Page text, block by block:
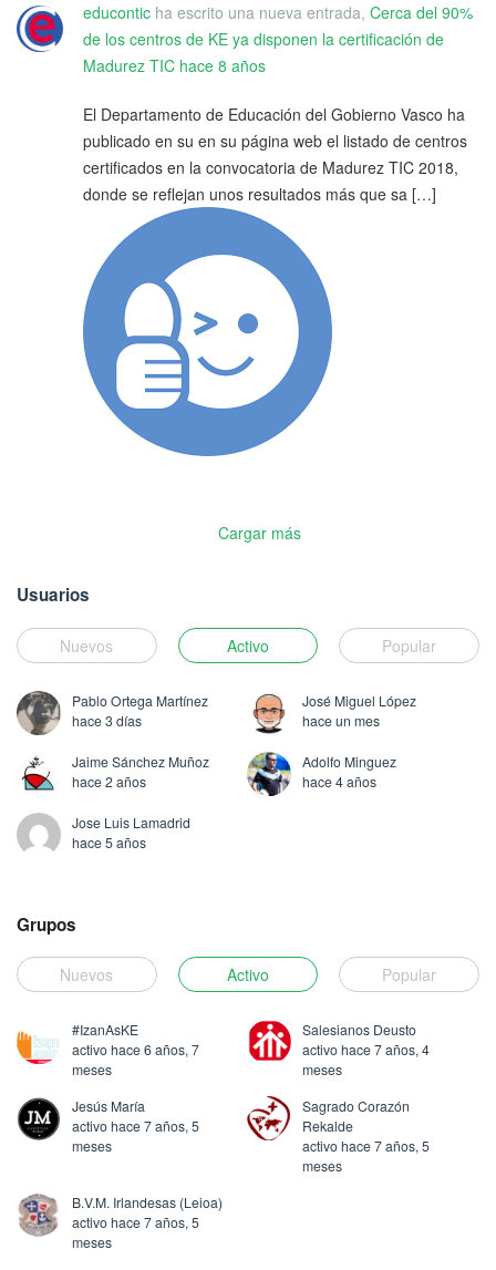
educontic ha escrito una nueva entrada, Cerca del 90%
de los centros de KE ya disponen la certificación de
Madurez TIC hace 8 años
El Departamento de Educación del Gobierno Vasco ha
publicado en su en su página web el listado de centros
certificados en la convocatoria de Madurez TIC 2018,
donde se reflejan unos resultados más que sa […]
Cargar más
Usuarios
Nuevos Activo Popular
Pablo Ortega Martínez
hace 3 días
José Miguel López
hace un mes
Jaime Sánchez Muñoz
hace 2 años
Adolfo Minguez
hace 4 años
Jose Luis Lamadrid
hace 5 años
Grupos
Nuevos Activo Popular
#IzanAsKE
activo hace 6 años, 7
meses
Salesianos Deusto
activo hace 7 años, 4
meses
Jesús María
activo hace 7 años, 5
meses
Sagrado Corazón
Rekalde
activo hace 7 años, 5
meses
B.V.M. Irlandesas (Leioa)
activo hace 7 años, 5
meses